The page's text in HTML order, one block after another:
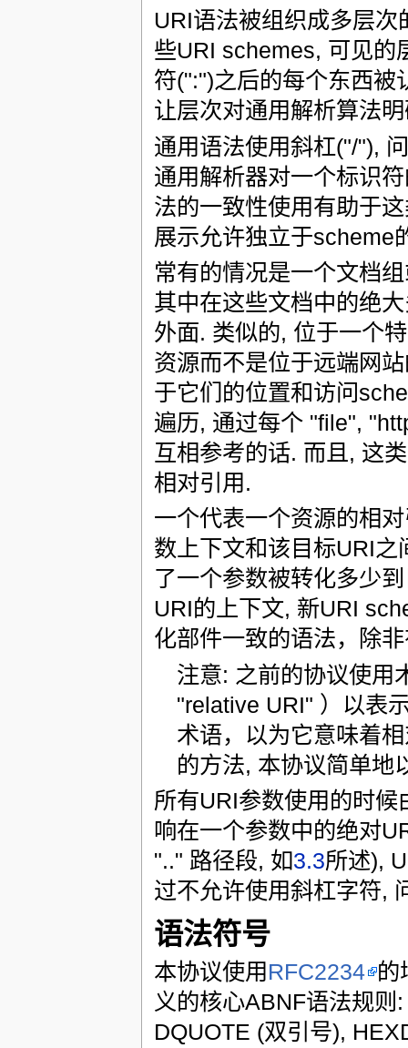
URI语法被组织成多层
些URI schemes, 可见的
符(":")之后的每个东西被
让层次对通用解析算法
通用语法使用斜杠("/"),
通用解析器对一个标识
法的一致性使用有助于
展示允许独立于scheme
常有的情况是一个文档
其中在这些文档中的绝
外面. 类似的, 位于一个
资源而不是位于远端网
于它们的位置和访问
遍历, 通过每个 "file",
互相参考的话. 而且, 这
相对引用.
一个代表一个资源的相
数上下文和该目标URI
了一个参数被转化多少
URI的上下文, 新URI
化部件一致的语法，除
注意: 之前的协议使用
"relative URI" ）以表
术语，以为它意味着
的方法, 本协议简单地
所有URI参数使用的时
响在一个参数中的绝对
".." 路径段, 如3.3所述),
过不允许使用斜杠字符,
语法符号
本协议使用RFC2234 的
义的核心ABNF语法规
DQUOTE (双引号),